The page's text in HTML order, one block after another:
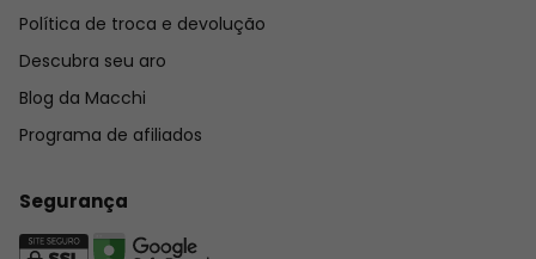
Política de troca e devolução
Descubra seu aro
Blog da Macchi
Programa de afiliados
Segurança